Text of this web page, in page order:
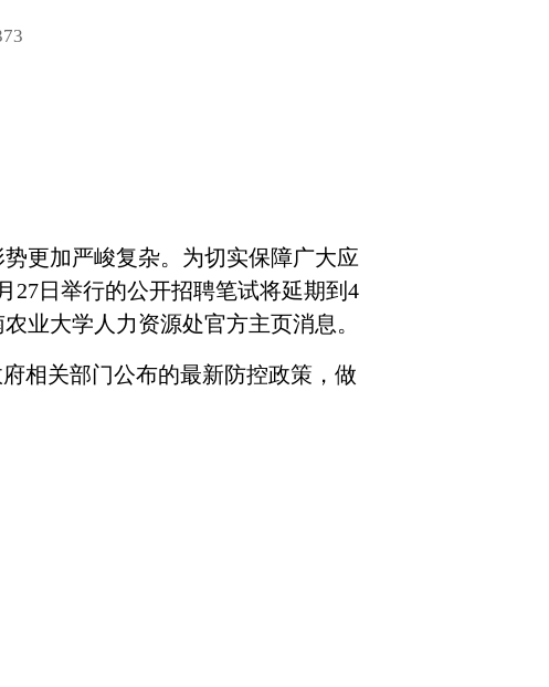
更加严峻复杂。为切实保障广大应
月 27日举行的公开招聘笔试将延期到4
业大学人力资源处官方主页消息。
相关部门公布的最新防控政策，做